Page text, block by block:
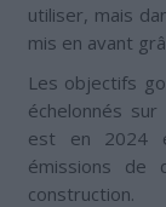
utiliser, mais
mis en avant
Les objectifs
échelonnés
est en 2024
émissions de